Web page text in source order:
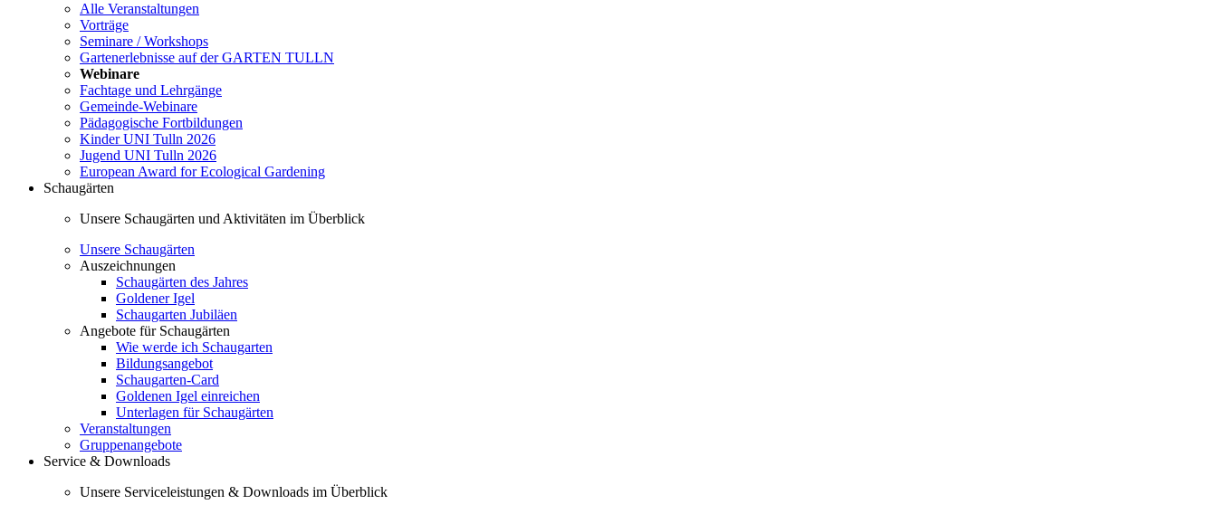
Alle Veranstaltungen
Vorträge
Seminare / Workshops
Gartenerlebnisse auf der GARTEN TULLN
Webinare
Fachtage und Lehrgänge
Gemeinde-Webinare
Pädagogische Fortbildungen
Kinder UNI Tulln 2026
Jugend UNI Tulln 2026
European Award for Ecological Gardening
Schaugärten
Unsere Schaugärten und Aktivitäten im Überblick
Unsere Schaugärten
Auszeichnungen
Schaugärten des Jahres
Goldener Igel
Schaugarten Jubiläen
Angebote für Schaugärten
Wie werde ich Schaugarten
Bildungsangebot
Schaugarten-Card
Goldenen Igel einreichen
Unterlagen für Schaugärten
Veranstaltungen
Gruppenangebote
Service & Downloads
Unsere Serviceleistungen & Downloads im Überblick